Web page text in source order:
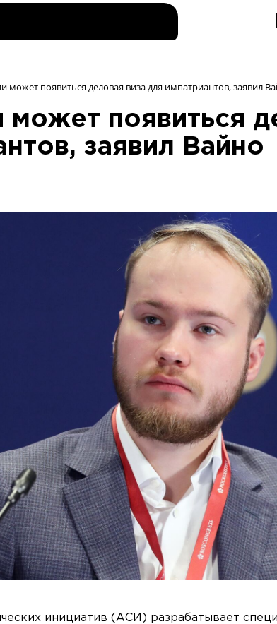
может появиться деловая виза для импатриантов, заявил
может появиться
заявил Вайно
инициатив (АСИ) разрабатывает